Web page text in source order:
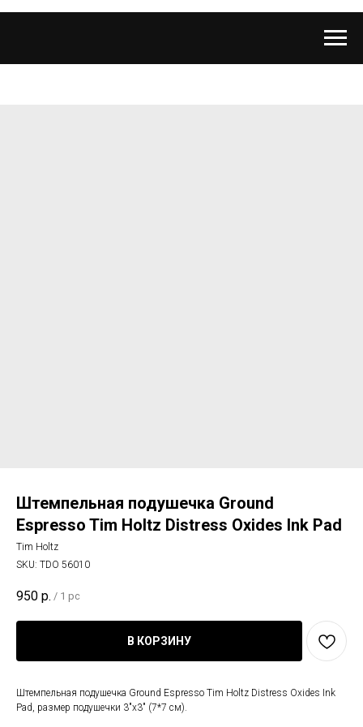
Штемпельная подушечка Ground
Espresso Tim Holtz Distress Oxides Ink Pad
Tim Holtz
SKU: TDO 56010
950 р. / 1 pc
В КОРЗИНУ
Штемпельная подушечка Ground Espresso Tim Holtz Distress Oxides Ink
Pad, размер подушечки 3"x3" (7*7 см).